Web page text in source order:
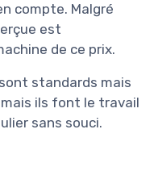
compte. Malgré
est
de ce prix.
standards mais
ils font le travail
sans souci.